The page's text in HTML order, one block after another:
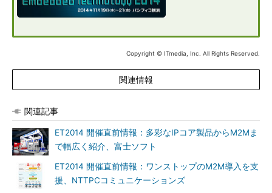
Copyright © ITmedia, Inc. All Rights Reserved.
関連情報
関連記事
ET2014 開催直前情報：多彩なIPコア製品からM2Mま
で幅広く紹介、富士ソフト
ET2014 開催直前情報：ワンストップのM2M導入を支
援、NTTPCコミュニケーションズ